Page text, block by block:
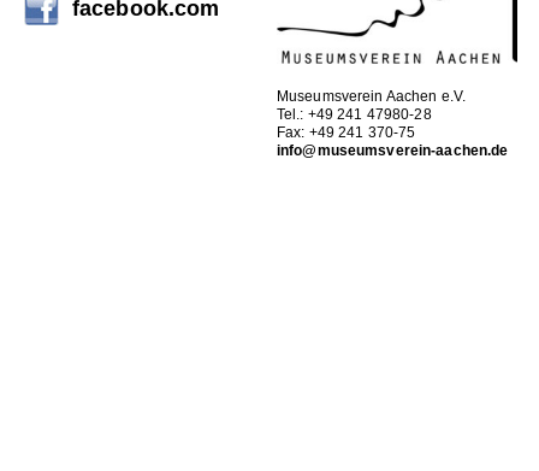
facebook.com
Museumsverein Aachen e.V.
Tel.: +49 241 47980-28
Fax: +49 241 370-75
info@museumsverein-aachen.de